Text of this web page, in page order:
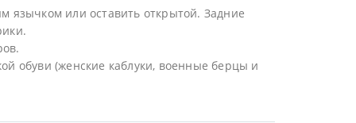
язычком или оставить открытой. Задние
обуви (женские каблуки, военные берцы и